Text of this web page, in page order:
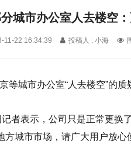
城市办公室人去楼空
11-22 16:34:39 投稿人 : 小海
等城市办公室“人去楼空”的质
者表示，公司只是正常更换
城市市场，请广大用户放心